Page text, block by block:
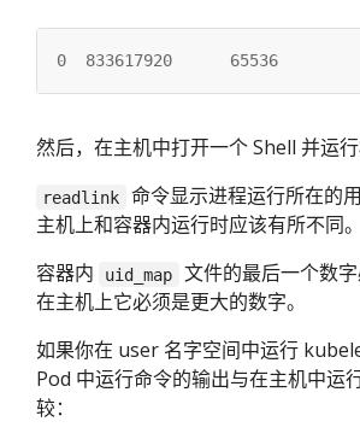
0 833617920 65536
然后，在主机中打开一个 Shell 并运行
readlink
命令显示进程运行所在的
主机上和容器内运行时应该有所不同。
容器内
uid_map
文件的最后一个数字
在主机上它必须是更大的数字。
如果你在 user 名字空间中运行
Pod 中运行命令的输出与在主机中运
较：